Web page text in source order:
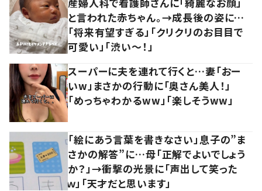
と言われた赤ちゃん。→成長後の姿に…
「将来有望すぎる」「クリクリのお目目で
可愛い」「渋い～！」
スーパーに夫を連れて行くと…妻「おー
いw」まさかの行動に「奥さん美人！」
「めっちゃわかるww」「楽しそうww」
「絵にあう言葉を書きなさい」息子の”ま
さかの解答”に…母「正解でよいでしょう
か？」→衝撃の光景に「声出して笑った
ｗ」「天才だと思います」